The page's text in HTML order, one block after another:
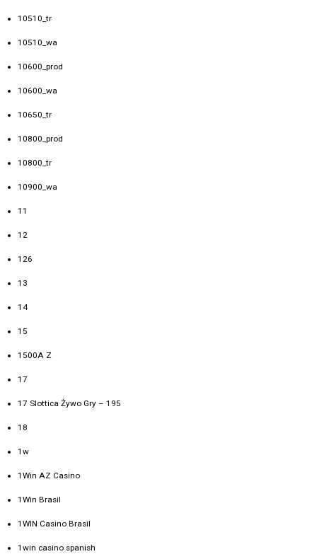
10510_tr
10510_wa
10600_prod
10600_wa
10650_tr
10800_prod
10800_tr
10900_wa
11
12
126
13
14
15
1500A Z
17
17 Slottica Żywo Gry – 195
18
1w
1Win AZ Casino
1Win Brasil
1WIN Casino Brasil
1win casino spanish